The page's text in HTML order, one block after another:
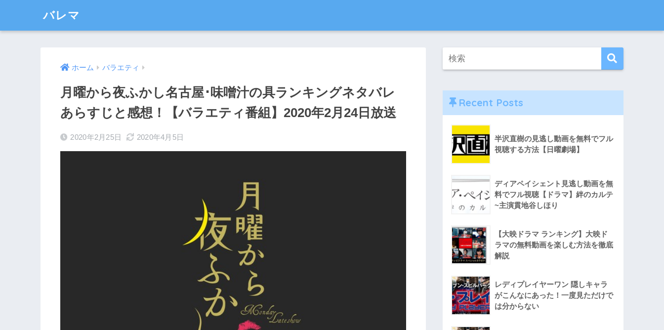
バレマ
ホーム バラエティ
月曜から夜ふかし名古屋･味噌汁の具ランキングネタバレ
あらすじと感想！【バラエティ番組】2020年2月24日放送
2020年2月25日 2020年4月5日
Recent Posts
半沢直樹の見逃し動画を無料でフル
視聴する方法【日曜劇場】
ディアペイシェント見逃し動画を無
料でフル視聴【ドラマ】絆のカルテ
~主演貫地谷しほり
【大映ドラマ ランキング】大映ド
ラマの無料動画を楽しむ方法を徹底
解説
レディプレイヤーワン 隠しキャラ
がこんなにあった！一度見ただけで
は分からない